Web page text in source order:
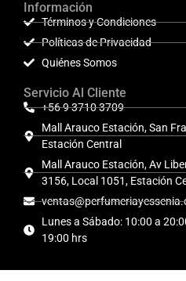
Información
Términos y Condiciones
Políticas de Privacidad
Quiénes Somos
Servicio Al Cliente
+56 9 3710 3709
Mall Arauco Estación, San
Estación Central
Mall Arauco Estación, Av
3156, Local 1051, Estación
Lunes a Sábado: 10:00 a
19:00 hrs